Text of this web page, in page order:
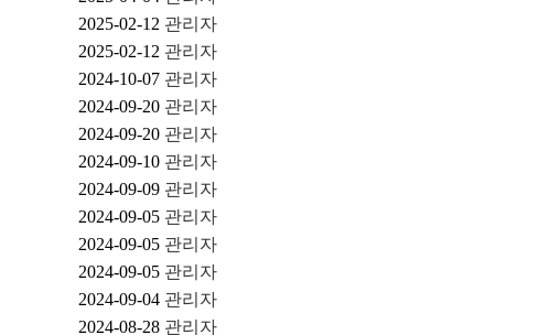
2025-02-12 관리자
2025-02-12 관리자
2024-10-07 관리자
2024-09-20 관리자
2024-09-20 관리자
2024-09-10 관리자
2024-09-09 관리자
2024-09-05 관리자
2024-09-05 관리자
2024-09-05 관리자
2024-09-04 관리자
2024-08-28 관리자